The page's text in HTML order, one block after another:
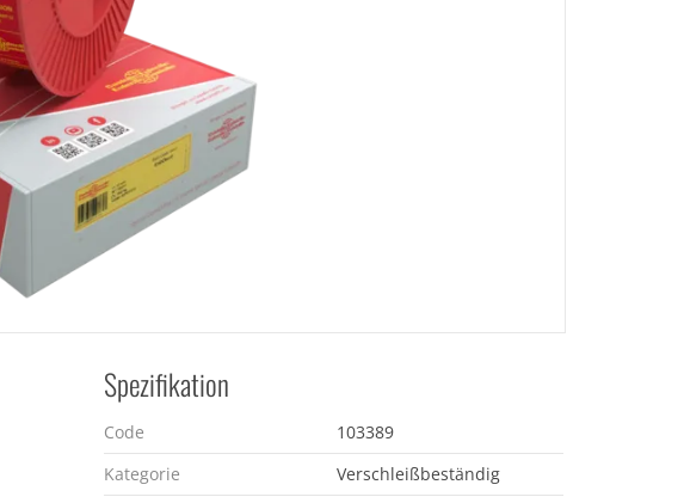
Spezifikation
Code
103389
Kategorie
Verschleißbeständig